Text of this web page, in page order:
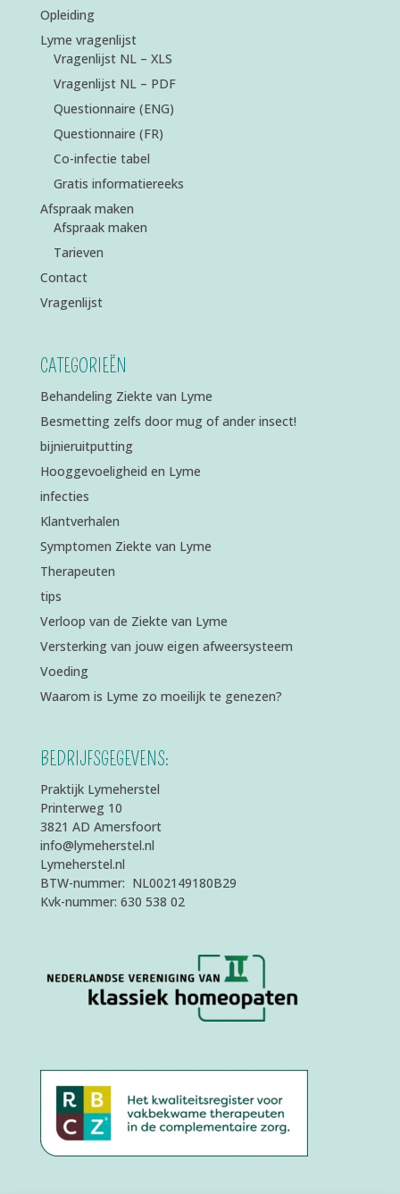
Opleiding
Lyme vragenlijst
Vragenlijst NL – XLS
Vragenlijst NL – PDF
Questionnaire (ENG)
Questionnaire (FR)
Co-infectie tabel
Gratis informatiereeks
Afspraak maken
Afspraak maken
Tarieven
Contact
Vragenlijst
CATEGORIEËN
Behandeling Ziekte van Lyme
Besmetting zelfs door mug of ander insect!
bijnieruitputting
Hooggevoeligheid en Lyme
infecties
Klantverhalen
Symptomen Ziekte van Lyme
Therapeuten
tips
Verloop van de Ziekte van Lyme
Versterking van jouw eigen afweersysteem
Voeding
Waarom is Lyme zo moeilijk te genezen?
BEDRIJFSGEGEVENS:
Praktijk Lymeherstel
Printerweg 10
3821 AD Amersfoort
info@lymeherstel.nl
Lymeherstel.nl
BTW-nummer: NL002149180B29
Kvk-nummer: 630 538 02